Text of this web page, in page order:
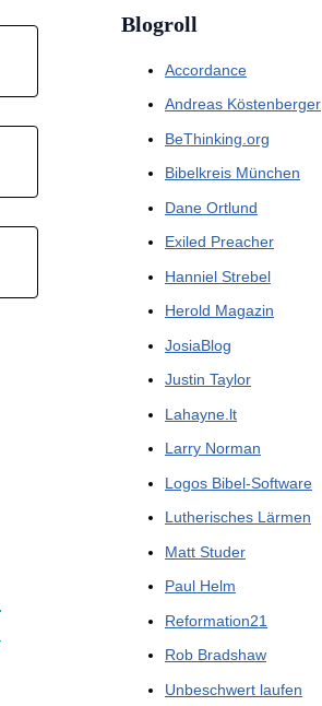
Blogroll
Accordance
Andreas Köstenberger
BeThinking.org
Bibelkreis München
Dane Ortlund
Exiled Preacher
Hanniel Strebel
Herold Magazin
JosiaBlog
Justin Taylor
Lahayne.lt
Larry Norman
Logos Bibel-Software
Lutherisches Lärmen
Matt Studer
Paul Helm
Reformation21
Rob Bradshaw
Unbeschwert laufen